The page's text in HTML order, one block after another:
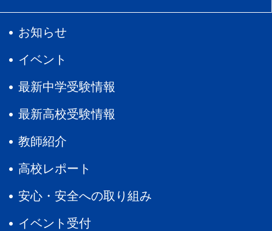
お知らせ
イベント
最新中学受験情報
最新高校受験情報
教師紹介
高校レポート
安心・安全への取り組み
イベント受付